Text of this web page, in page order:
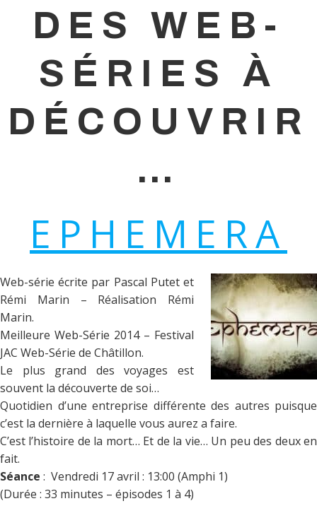
DES WEB-
SÉRIES À
DÉCOUVRIR
…
EPHEMERA
Web-série écrite par Pascal Putet et
Rémi Marin – Réalisation Rémi
Marin.
Meilleure Web-Série 2014 – Festival
JAC Web-Série de Châtillon.
Le plus grand des voyages est
souvent la découverte de soi…
Quotidien d’une entreprise différente des autres puisque
c’est la dernière à laquelle vous aurez a faire.
C’est l’histoire de la mort… Et de la vie… Un peu des deux en
fait.
Séance : Vendredi 17 avril : 13:00 (Amphi 1)
(Durée : 33 minutes – épisodes 1 à 4)